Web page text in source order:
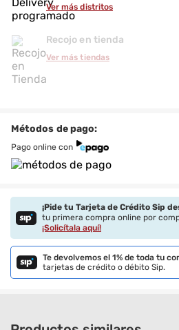
Ver más distritos
Recojo en tienda
Ver más tiendas
Métodos de pago:
Pago online con
¡Pide tu Tarjeta de Crédito Sip
tu primera compra online por
¡Solicítala aquí!
Te devolvemos el 1% de toda tu
tarjetas de crédito o débito Sip.